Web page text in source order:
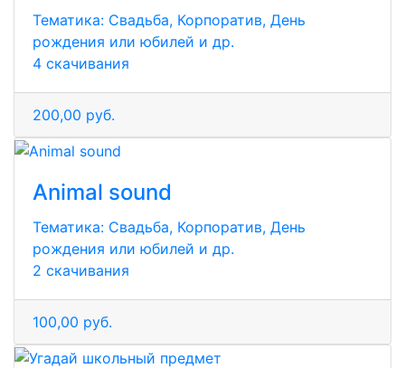
Тематика: Свадьба, Корпоратив, День
рождения или юбилей и др.
4 скачивания
200,00 руб.
Animal sound
Тематика: Свадьба, Корпоратив, День
рождения или юбилей и др.
2 скачивания
100,00 руб.